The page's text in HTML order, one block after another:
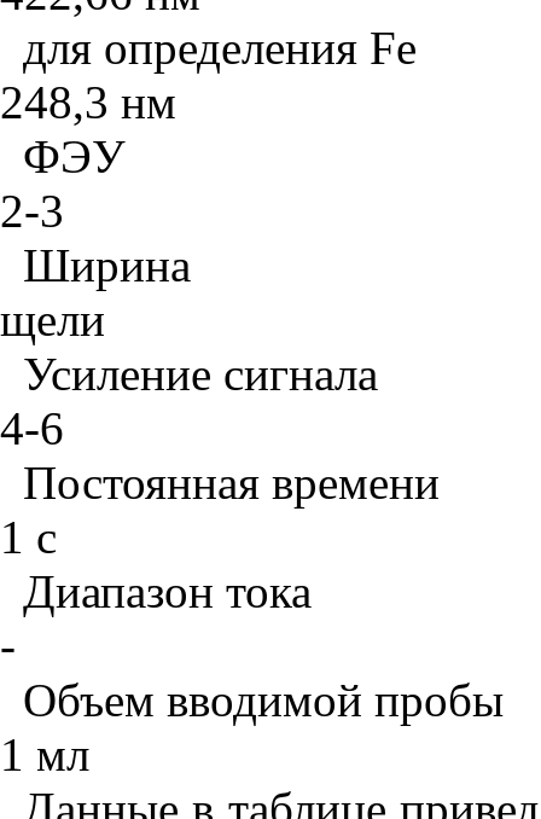
для определения Fe
248,3 нм
ФЭУ
2-3
Ширина
щели
Усиление сигнала
4-6
Постоянная времени
1 с
Диапазон тока
-
Объем вводимой пробы
1 мл